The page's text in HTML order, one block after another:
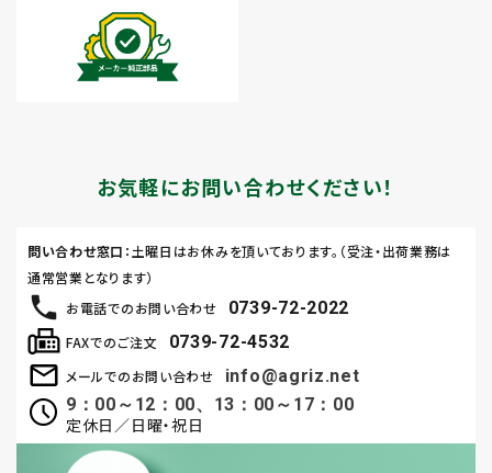
お気軽にお問い合わせください！
お電話でのお問い合わせ 0739-72-2022
メールでのお問い合わせ
info@agriz.net
9：00～12：00、13：00～17：00
定休日／日曜・祝日
FAXでのご注文 0739-72-4532
問い合わせ窓口 ：土曜日はお休みを頂いております。（受注・出荷業務は
通常営業となります）